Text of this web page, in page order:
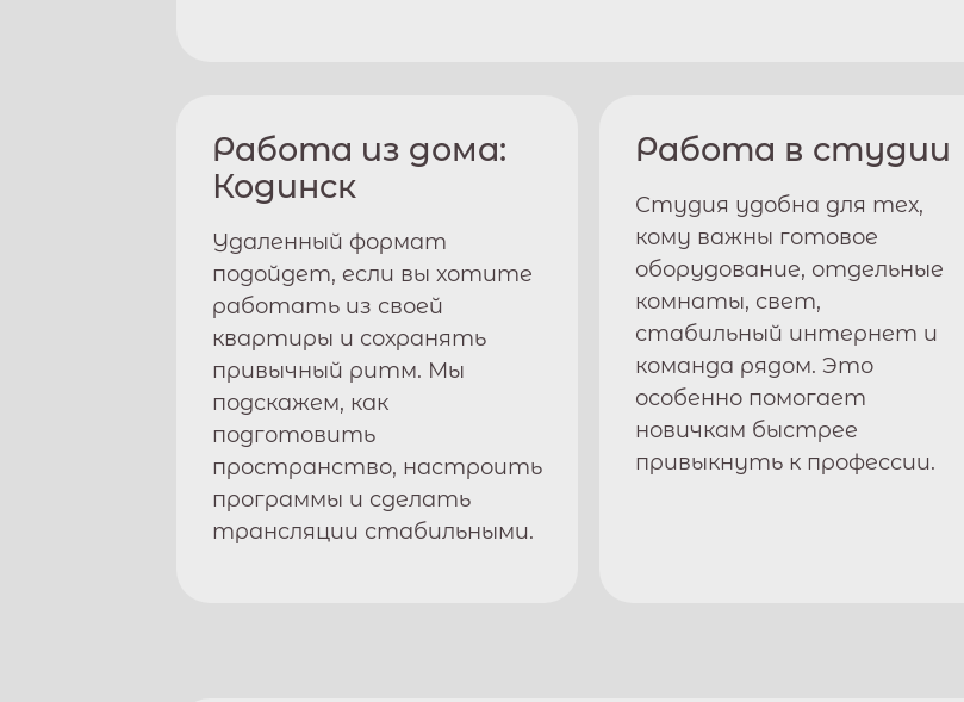
Работа из дома:
Кодинск
Удаленный формат
подойдет, если вы хотите
работать из своей
квартиры и сохранять
привычный ритм. Мы
подскажем, как
подготовить
пространство, настроить
программы и сделать
трансляции стабильными.
Работа в студии
Студия удобна для тех,
кому важны готовое
оборудование, отдельные
комнаты, свет,
стабильный интернет и
команда рядом. Это
особенно помогает
новичкам быстрее
привыкнуть к профессии.